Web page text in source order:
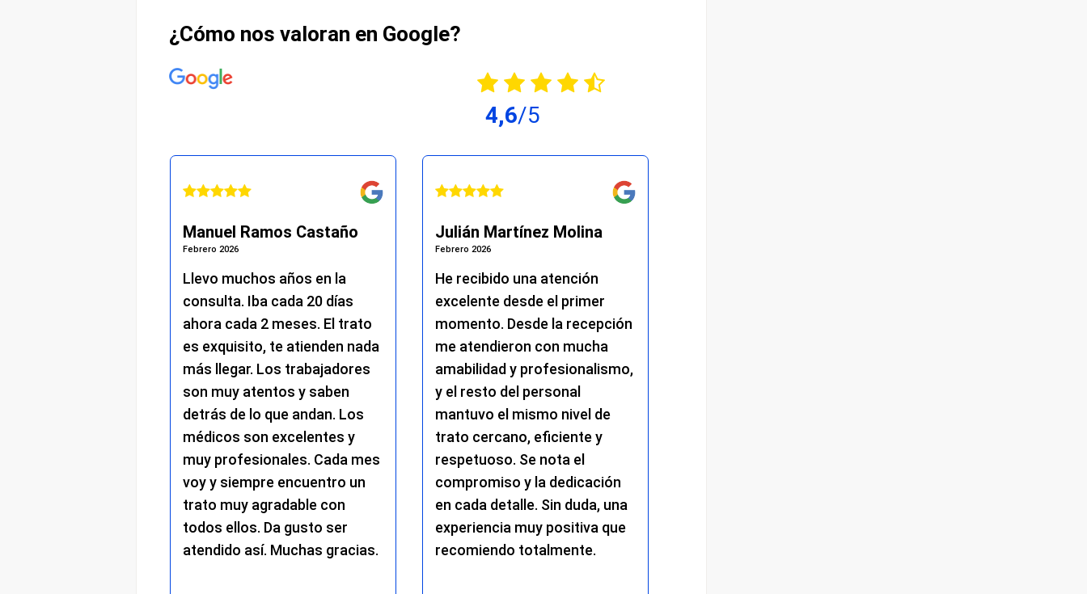
¿Cómo nos valoran en Google?
4,6/5
Manuel Ramos Castaño
Febrero 2026
Llevo muchos años en la
consulta. Iba cada 20 días
ahora cada 2 meses. El trato
es exquisito, te atienden nada
más llegar. Los trabajadores
son muy atentos y saben
detrás de lo que andan. Los
médicos son excelentes y
muy profesionales. Cada mes
voy y siempre encuentro un
trato muy agradable con
todos ellos. Da gusto ser
atendido así. Muchas gracias.
Julián Martínez Molina
Febrero 2026
He recibido una atención
excelente desde el primer
momento. Desde la recepción
me atendieron con mucha
amabilidad y profesionalismo,
y el resto del personal
mantuvo el mismo nivel de
trato cercano, eficiente y
respetuoso. Se nota el
compromiso y la dedicación
en cada detalle. Sin duda, una
experiencia muy positiva que
recomiendo totalmente.